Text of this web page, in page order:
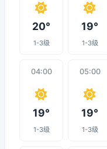
20°
1-3级
19°
1-3级
04:00
19°
1-3级
05:00
19°
1-3级